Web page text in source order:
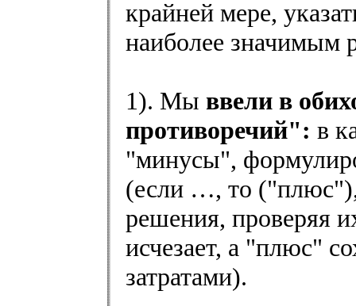
крайней мере,
наиболее значимым
1). Мы ввели в
противоречий": в
"минусы",
(если …, то
решения, проверяя
исчезает, а "плюс"
затратами).